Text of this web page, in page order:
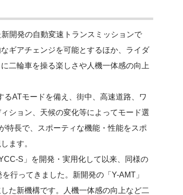
開発の自動変速トランスミッションで
ギアチェンジを可能とするほか、ライダ
二輪車を操る楽しさや人機一体感の向上
ATモードを備え、街中、高速道路、ワ
ション、天候の変化等によってモード選
特長で、スポーティな機能・性能をスポ
ます。
S」を開発・実用化して以来、同様の
行ってきました。新開発の「Y-AMT」
た新機構です。人機一体感の向上など二